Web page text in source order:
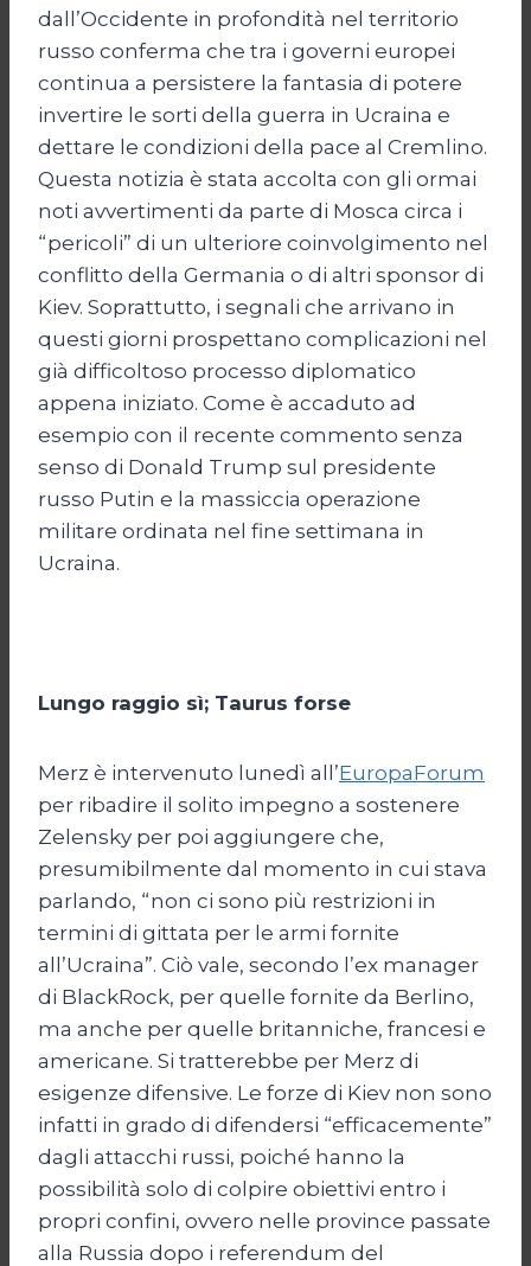
dall’Occidente in profondità nel territorio
russo conferma che tra i governi europei
continua a persistere la fantasia di potere
invertire le sorti della guerra in Ucraina e
dettare le condizioni della pace al Cremlino.
Questa notizia è stata accolta con gli ormai
noti avvertimenti da parte di Mosca circa i
“pericoli” di un ulteriore coinvolgimento nel
conflitto della Germania o di altri sponsor di
Kiev. Soprattutto, i segnali che arrivano in
questi giorni prospettano complicazioni nel
già difficoltoso processo diplomatico
appena iniziato. Come è accaduto ad
esempio con il recente commento senza
senso di Donald Trump sul presidente
russo Putin e la massiccia operazione
militare ordinata nel fine settimana in
Ucraina.
Lungo raggio sì; Taurus forse
Merz è intervenuto lunedì all’EuropaForum
per ribadire il solito impegno a sostenere
Zelensky per poi aggiungere che,
presumibilmente dal momento in cui stava
parlando, “non ci sono più restrizioni in
termini di gittata per le armi fornite
all’Ucraina”. Ciò vale, secondo l’ex manager
di BlackRock, per quelle fornite da Berlino,
ma anche per quelle britanniche, francesi e
americane. Si tratterebbe per Merz di
esigenze difensive. Le forze di Kiev non sono
infatti in grado di difendersi “efficacemente”
dagli attacchi russi, poiché hanno la
possibilità solo di colpire obiettivi entro i
propri confini, ovvero nelle province passate
alla Russia dopo i referendum del